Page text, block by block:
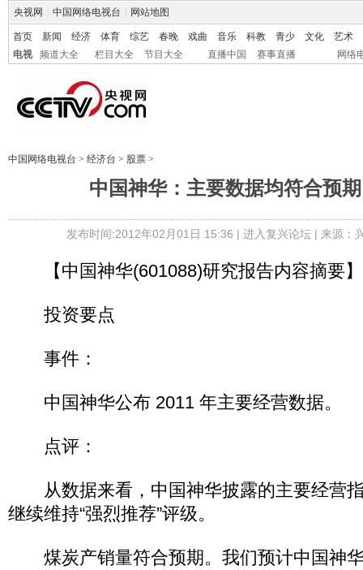
央视网 中国网络电视台 网站地图
首页 新闻 经济 体育 综艺 春晚 戏曲 音乐 科教 青少 文化
艺术
电视
频道大全 栏目大全 节目大全 直播中国 赛事直播 网络
中国网络电视台 > 经济台 > 股票 >
中国神华：主要数据均符合预
发布时间:2012年02月01日 15:36 | 进入复兴论坛| 来源：
【中国神华(601088)研究报告内容摘要】
投资要点
事件：
中国神华公布 2011 年主要经营数据。
点评：
从数据来看，中国神华披露的主要经营
继续维持“强烈推荐”评级。
煤炭产销量符合预期。我们预计中国神